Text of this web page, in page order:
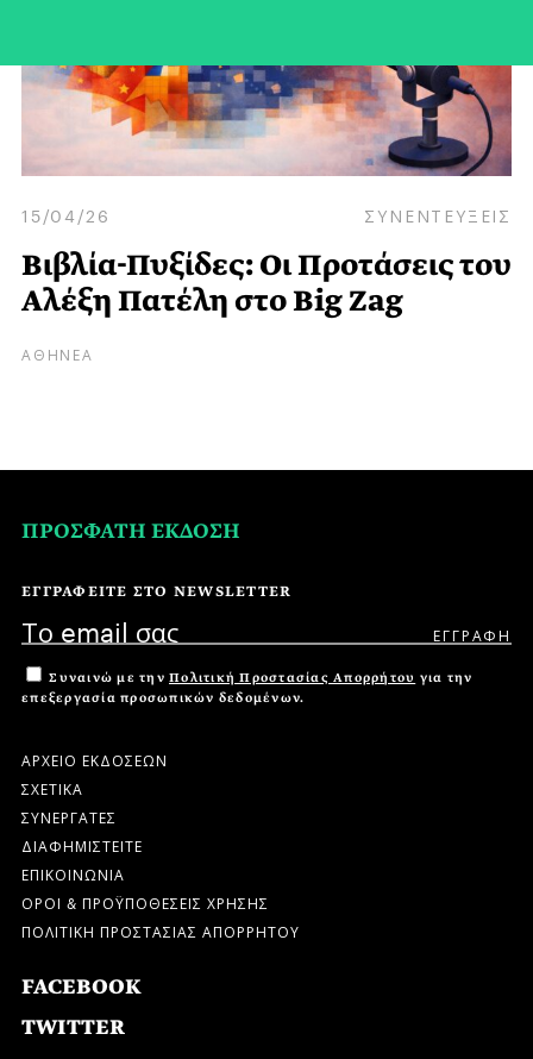
15/04/26 ΣΥΝΕΝΤΕΥΞΕΙΣ
Βιβλία-Πυξίδες: Οι Προτάσεις του
Αλέξη Πατέλη στο Big Zag
ΑΘΗΝΕΑ
ΠΡΟΣΦΑΤΗ ΕΚΔΟΣΗ
ΕΓΓΡΑΦΕΙΤΕ ΣΤΟ NEWSLETTER
Συναινώ με την Πολιτική Προστασίας Απορρήτου για την
επεξεργασία προσωπικών δεδομένων.
ΑΡΧΕΙΟ ΕΚΔΟΣΕΩΝ
ΣΧΕΤΙΚΑ
ΣΥΝΕΡΓΑΤΕΣ
ΔΙΑΦΗΜΙΣΤΕΙΤΕ
ΕΠΙΚΟΙΝΩΝΙΑ
ΟΡΟΙ & ΠΡΟΫΠΟΘΕΣΕΙΣ ΧΡΗΣΗΣ
ΠΟΛΙΤΙΚΗ ΠΡΟΣΤΑΣΙΑΣ ΑΠΟΡΡΗΤΟΥ
FACEBOOK
TWITTER